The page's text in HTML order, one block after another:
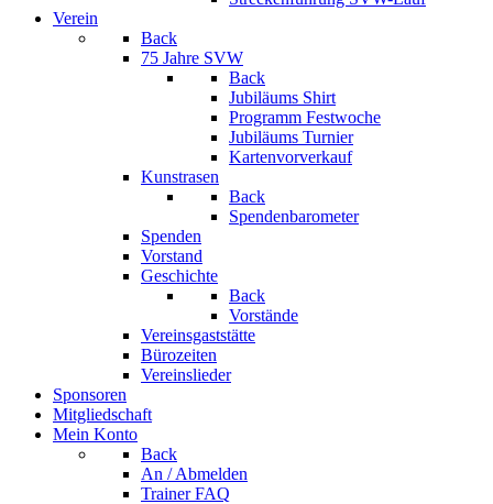
Verein
Back
75 Jahre SVW
Back
Jubiläums Shirt
Programm Festwoche
Jubiläums Turnier
Kartenvorverkauf
Kunstrasen
Back
Spendenbarometer
Spenden
Vorstand
Geschichte
Back
Vorstände
Vereinsgaststätte
Bürozeiten
Vereinslieder
Sponsoren
Mitgliedschaft
Mein Konto
Back
An / Abmelden
Trainer FAQ